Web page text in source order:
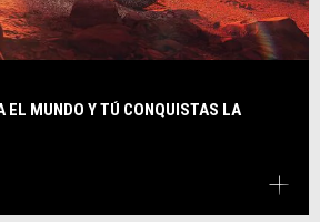
EL MUNDO Y TÚ CONQUISTAS LA